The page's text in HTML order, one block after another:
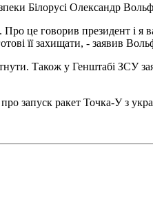
Білорусі Олександр
Про це говорив президент і
її захищати, - заявив
Також у Генштабі ЗСУ
запуск ракет Точка-У з